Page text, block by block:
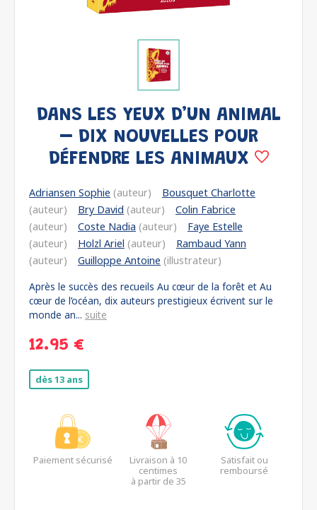
DANS LES YEUX D’UN ANIMAL
– DIX NOUVELLES POUR
DÉFENDRE LES ANIMAUX
Adriansen Sophie (auteur)
Bousquet Charlotte
(auteur)
Bry David (auteur)
Colin Fabrice
(auteur)
Coste Nadia (auteur)
Faye Estelle
(auteur)
Holzl Ariel (auteur)
Rambaud Yann
(auteur)
Guilloppe Antoine (illustrateur)
Après le succès des recueils Au cœur de la forêt et Au
cœur de l’océan, dix auteurs prestigieux écrivent sur le
monde an... suite
12.95 €
dès 13 ans
Paiement sécurisé
Livraison à 10
centimes
à partir de 35
Satisfait ou
remboursé